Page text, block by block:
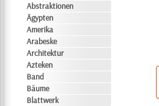
Abstraktionen
Ägypten
Amerika
Arabeske
Architektur
Azteken
Band
Bäume
Blattwerk